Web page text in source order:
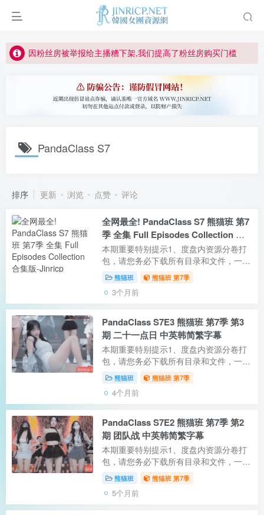
如何获得 Jinricp.net 网站邀请码
因粉丝房被举报给主播糟下架,我们提高了粉丝房购买门槛
所有ED2K链接仅支持115网盘/PikPak网盘，其它网盘均不支持
关于 PikPak 下播放视频呈现 “一条线” 的问题报告
如何获得 Jinricp.net 网站邀请码
PandaClass S7
排序 更新 浏览 点赞 评论
全网最全! PandaClass S7 熊猫班 第7
季 全集 Full Episodes Collection 合
集版
本期重要特别提示1、度盘内资源分卷打
包，请您务必下载所有目录和文件，一个
不落！再解压每个 .001文件，教程点这
里2、本期提供的字幕仅适配本站提供的
百度网盘 / Ed2k资源 / PikPak资源3、
熊猫班 熊猫班 第7季
3个月前
PandaClass S7E3 熊猫班 第7季 第3
期 二十一点日 中英韩简繁字幕
本期重要特别提示1、度盘内资源分卷打
包，请您务必下载所有目录和文件，一个
不落！再解压每个 .001文件，教程点这
里2、本期提供的字幕仅适配本站提供的
百度网盘 / Ed2k资源 / PikPak资源3、
熊猫班 熊猫班 第7季
4个月前
PandaClass S7E2 熊猫班 第7季 第2
期 团队战 中英韩简繁字幕
本期重要特别提示1、度盘内资源分卷打
包，请您务必下载所有目录和文件，一个
不落！再解压每个 .001文件，教程点这
里2、本期提供的字幕仅适配本站提供的
百度网盘 / Ed2k资源 / PikPak资源3、
熊猫班 熊猫班 第7季
5个月前